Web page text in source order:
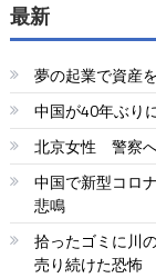
最新
夢の起業で資産
中国が40年ぶり
北京女性 警察
中国で新型コロ
悲鳴
拾ったゴミに川
売り続けた恐怖